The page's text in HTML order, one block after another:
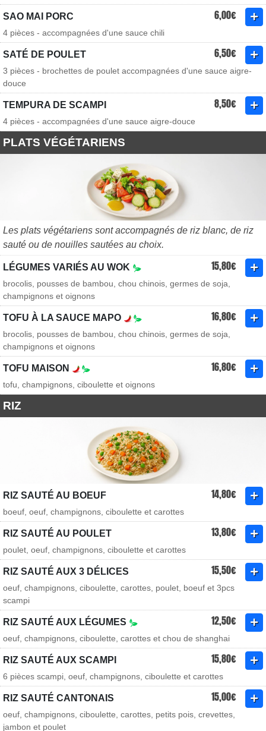
SAO MAI PORC 6,00€
4 pièces - accompagnées d'une sauce chili
SATÉ DE POULET 6,50€
3 pièces - brochettes de poulet accompagnées d'une sauce aigre-
douce
TEMPURA DE SCAMPI 8,50€
4 pièces - accompagnées d'une sauce aigre-douce
PLATS VÉGÉTARIENS
Les plats végétariens sont accompagnés de riz blanc, de riz
sauté ou de nouilles sautées au choix.
LÉGUMES VARIÉS AU WOK 15,80€
brocolis, pousses de bambou, chou chinois, germes de soja,
champignons et oignons
TOFU À LA SAUCE MAPO 16,80€
brocolis, pousses de bambou, chou chinois, germes de soja,
champignons et oignons
TOFU MAISON 16,80€
tofu, champignons, ciboulette et oignons
RIZ
RIZ SAUTÉ AU BOEUF 14,80€
boeuf, oeuf, champignons, ciboulette et carottes
RIZ SAUTÉ AU POULET 13,80€
poulet, oeuf, champignons, ciboulette et carottes
RIZ SAUTÉ AUX 3 DÉLICES 15,50€
oeuf, champignons, ciboulette, carottes, poulet, boeuf et 3pcs
scampi
RIZ SAUTÉ AUX LÉGUMES 12,50€
oeuf, champignons, ciboulette, carottes et chou de shanghai
RIZ SAUTÉ AUX SCAMPI 15,80€
6 pièces scampi, oeuf, champignons, ciboulette et carottes
RIZ SAUTÉ CANTONAIS 15,00€
oeuf, champignons, ciboulette, carottes, petits pois, crevettes,
jambon et poulet